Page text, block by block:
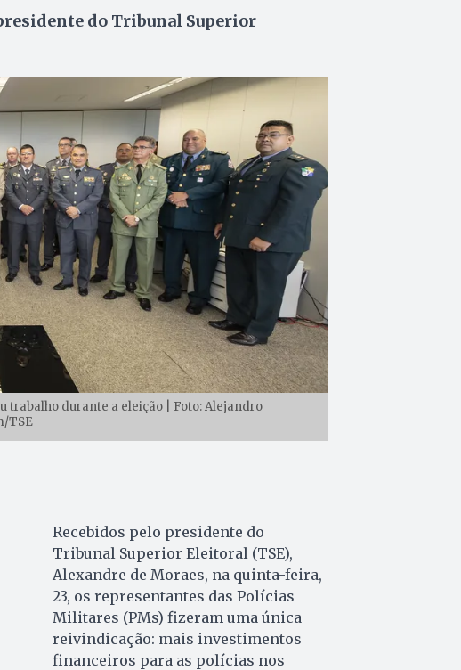
do Tribunal Superior
trabalho durante a eleição | Foto: Alejandro
TSE
Recebidos pelo presidente do
Tribunal Superior Eleitoral (TSE),
Alexandre de Moraes, na quinta-feira,
23, os representantes das Polícias
Militares (PMs) fizeram uma única
reivindicação: mais investimentos
financeiros para as polícias nos